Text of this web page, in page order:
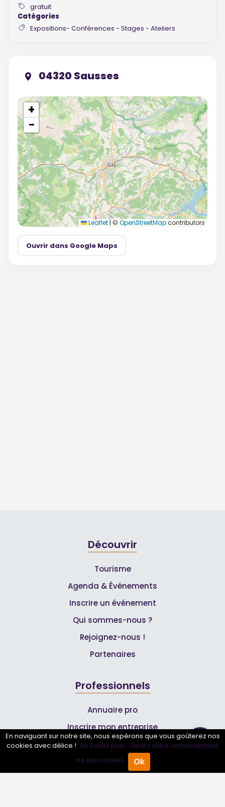
Annuaire Pro Agenda
gratuit
Catégories
Expositions- Conférences - Stages - Ateliers
04320 Sausses
+
−
Leaflet | © OpenStreetMapcontributors
Ouvrir dans Google Maps
Découvrir
Tourisme
Agenda & Événements
Inscrire un événement
Qui sommes-nous ?
Rejoignez-nous !
Partenaires
Professionnels
Annuaire pro
Inscrire mon entreprise
Les Abonnements Pros
Infos
En naviguant sur notre site, nous espérons que vous goûterez nos
cookies avec délice ! En savoir plus. Gérez votre consentement
sur les cookies.
Ok